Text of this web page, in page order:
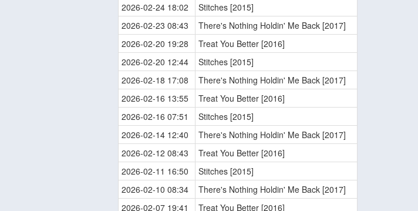
2026-02-24 18:02
Stitches [2015]
2026-02-23 08:43
There's Nothing Holdin' Me Back [2017]
2026-02-20 19:28
Treat You Better [2016]
2026-02-20 12:44
Stitches [2015]
2026-02-18 17:08
There's Nothing Holdin' Me Back [2017]
2026-02-16 13:55
Treat You Better [2016]
2026-02-16 07:51
Stitches [2015]
2026-02-14 12:40
There's Nothing Holdin' Me Back [2017]
2026-02-12 08:43
Treat You Better [2016]
2026-02-11 16:50
Stitches [2015]
2026-02-10 08:34
There's Nothing Holdin' Me Back [2017]
2026-02-07 19:41
Treat You Better [2016]